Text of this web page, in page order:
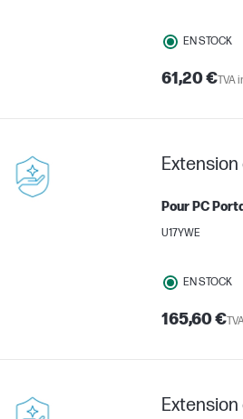
EN STOCK
61,20 €TVA
Extension
Pour PC
U17YWE
EN STOCK
165,60 €